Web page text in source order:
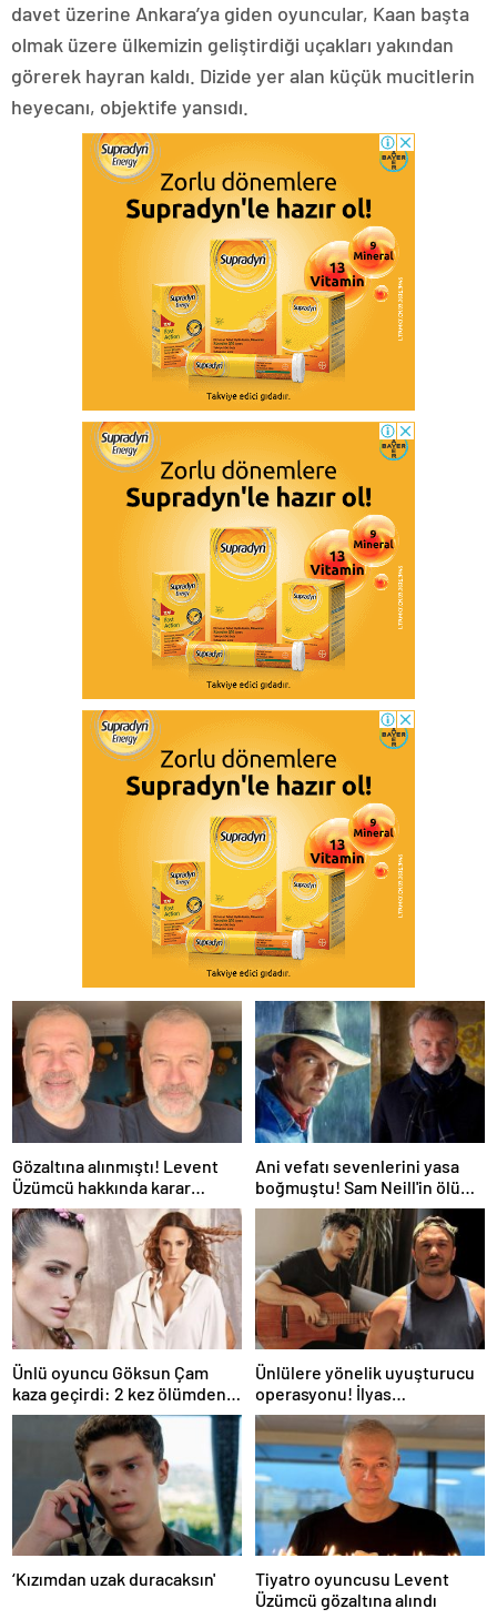
davet üzerine Ankara’ya giden oyuncular, Kaan başta
olmak üzere ülkemizin geliştirdiği uçakları yakından
görerek hayran kaldı. Dizide yer alan küçük mucitlerin
heyecanı, objektife yansıdı.
Gözaltına alınmıştı! Levent
Üzümcü hakkında karar
verildi
Ani vefatı sevenlerini yasa
boğmuştu! Sam Neill'in ölüm
nedeni belli oldu
Ünlü oyuncu Göksun Çam
kaza geçirdi: 2 kez ölümden
döndüm
Ünlülere yönelik uyuşturucu
operasyonu! İlyas
Yalçıntaş'tan ilk açıklama
‘Kızımdan uzak duracaksın'
Tiyatro oyuncusu Levent
Üzümcü gözaltına alındı